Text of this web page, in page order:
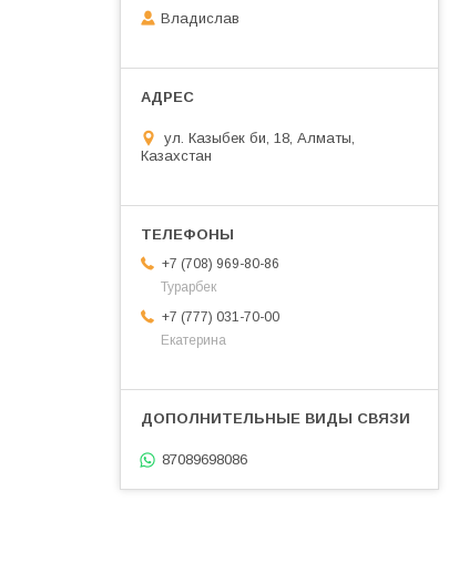
Владислав
ул. Казыбек би, 18, Алматы,
Казахстан
+7 (708) 969-80-86
Турарбек
+7 (777) 031-70-00
Екатерина
87089698086